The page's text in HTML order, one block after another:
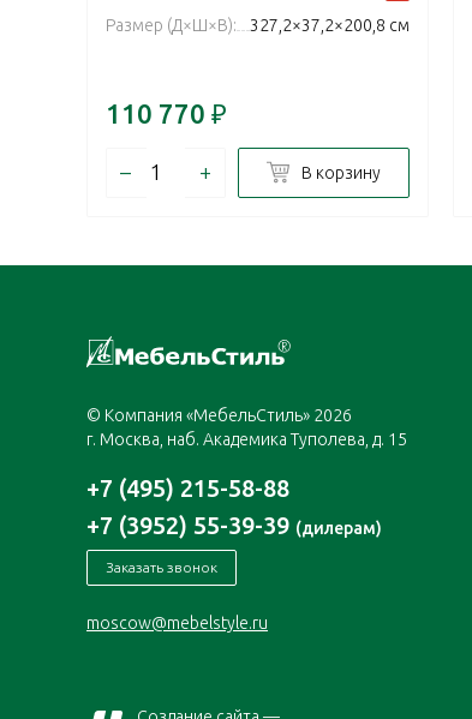
Размер (Д×Ш×В):
327,2×37,2×200,8 см
110 770 ₽
– + В корзину
© Компания «МебельСтиль» 2026
г. Москва, наб. Академика Туполева, д. 15
+7 (495) 215-58-88
+7 (3952) 55-39-39 (дилерам)
Заказать звонок
moscow@mebelstyle.ru